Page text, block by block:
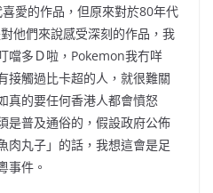
愛的作品，但原來對於80年代
他們來說感受深刻的作品，我
噹多Ｄ啦，Pokemon我冇咩
接觸過比卡超的人，就很難關
真的要任何香港人都會憤怒
是普及通俗的，假設政府公佈
肉丸子」的話，我想這會是足
事件。